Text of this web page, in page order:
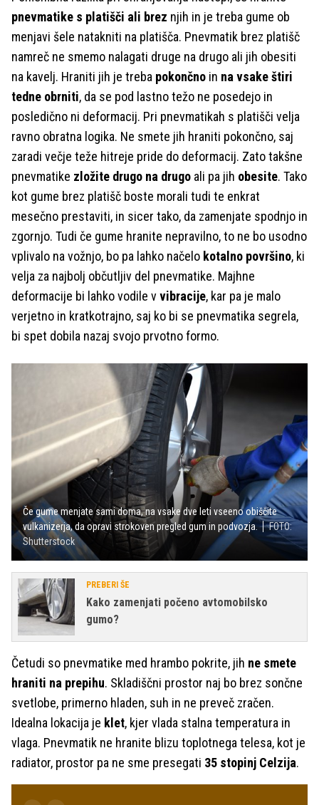
pnevmatike s platišči ali brez njih in je treba gume ob
menjavi šele natakniti na platišča. Pnevmatik brez platišč
namreč ne smemo nalagati druge na drugo ali jih obesiti
na kavelj. Hraniti jih je treba pokončno in na vsake štiri
tedne obrniti, da se pod lastno težo ne posedejo in
posledično ni deformacij. Pri pnevmatikah s platišči velja
ravno obratna logika. Ne smete jih hraniti pokončno, saj
zaradi večje teže hitreje pride do deformacij. Zato takšne
pnevmatike zložite drugo na drugo ali pa jih obesite. Tako
kot gume brez platišč boste morali tudi te enkrat
mesečno prestaviti, in sicer tako, da zamenjate spodnjo in
zgornjo. Tudi če gume hranite nepravilno, to ne bo usodno
vplivalo na vožnjo, bo pa lahko načelo kotalno površino, ki
velja za najbolj občutljiv del pnevmatike. Majhne
deformacije bi lahko vodile vvibracije, kar pa je malo
verjetno in kratkotrajno, saj ko bi se pnevmatika segrela,
bi spet dobila nazaj svojo prvotno formo.
Če gume menjate sami doma, na vsake dve leti vseeno obiščite
vulkanizerja, da opravi strokoven pregled gum in podvozja.
FOTO:
Shutterstock
PREBERI ŠE
Kako zamenjati počeno avtomobilsko
gumo?
Četudi so pnevmatike med hrambo pokrite, jih ne smete
hraniti na prepihu. Skladiščni prostor naj bo brez sončne
svetlobe, primerno hladen, suh in ne preveč zračen.
Idealna lokacija je klet, kjer vlada stalna temperatura in
vlaga. Pnevmatik ne hranite blizu toplotnega telesa, kot je
radiator, prostor pa ne sme presegati 35 stopinj Celzija.